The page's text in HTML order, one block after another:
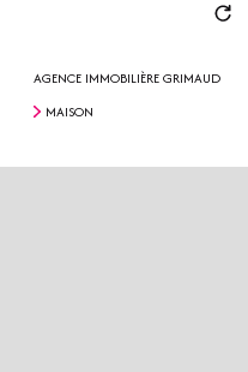
AGENCE IMMOBILIÈRE GRIMAUD
MAISON